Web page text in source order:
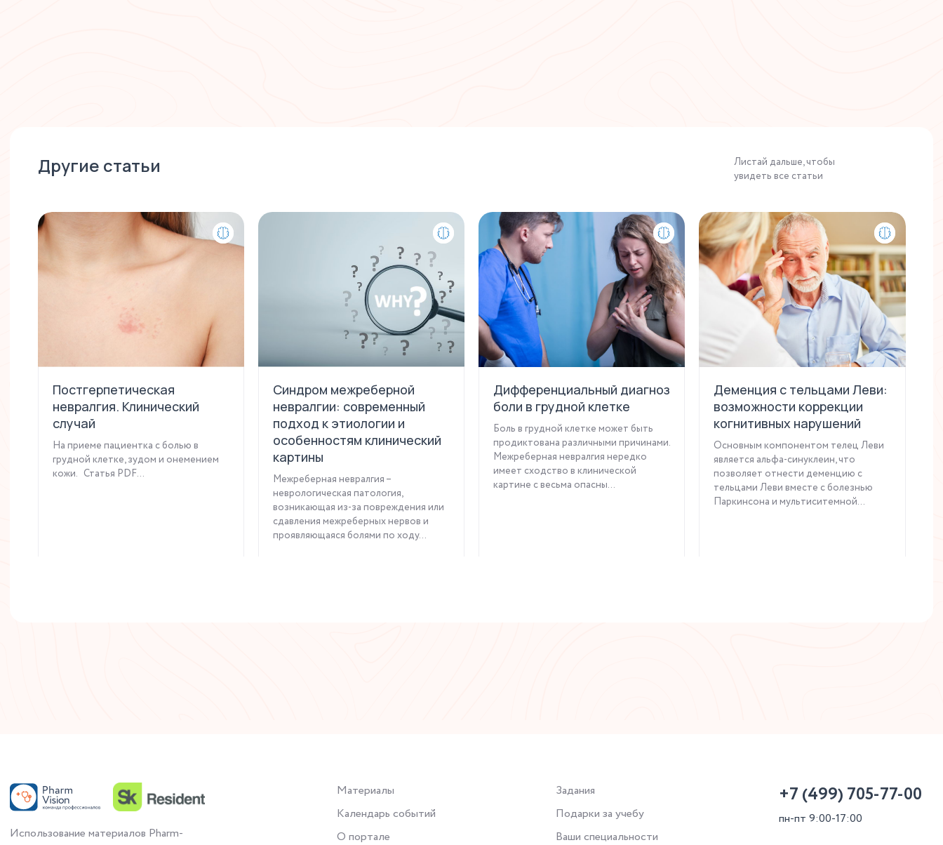
Другие статьи
Листай дальше, чтобы
увидеть все статьи
Постгерпетическая
невралгия. Клинический
случай
На приеме пациентка с болью в
грудной клетке, зудом и онемением
кожи. Статья PDF...
Синдром межреберной
невралгии: современный
подход к этиологии и
особенностям клинический
картины
Межреберная невралгия –
неврологическая патология,
возникающая из-за повреждения или
сдавления межреберных нервов и
проявляющаяся болями по ходу...
Дифференциальный диагноз
боли в грудной клетке
Боль в грудной клетке может быть
продиктована различными причинами.
Межреберная невралгия нередко
имеет сходство в клинической
картине с весьма опасны...
Деменция с тельцами Леви:
возможности коррекции
когнитивных нарушений
Основным компонентом телец Леви
является альфа-синуклеин, что
позволяет отнести деменцию с
тельцами Леви вместе с болезнью
Паркинсона и мультиситемной...
Использование материалов Pharm-
Материалы
Календарь событий
О портале
Задания
Подарки за учебу
Ваши специальности
+7 (499) 705-77-00
пн-пт 9:00-17:00